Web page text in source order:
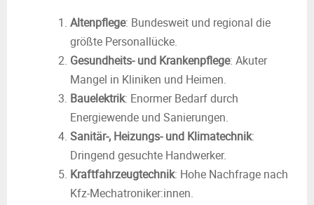
Altenpflege: Bundesweit und regional die
größte Personallücke.
Gesundheits- und Krankenpflege: Akuter
Mangel in Kliniken und Heimen.
Bauelektrik: Enormer Bedarf durch
Energiewende und Sanierungen.
Sanitär-, Heizungs- und Klimatechnik:
Dringend gesuchte Handwerker.
Kraftfahrzeugtechnik: Hohe Nachfrage nach
Kfz-Mechatroniker:innen.